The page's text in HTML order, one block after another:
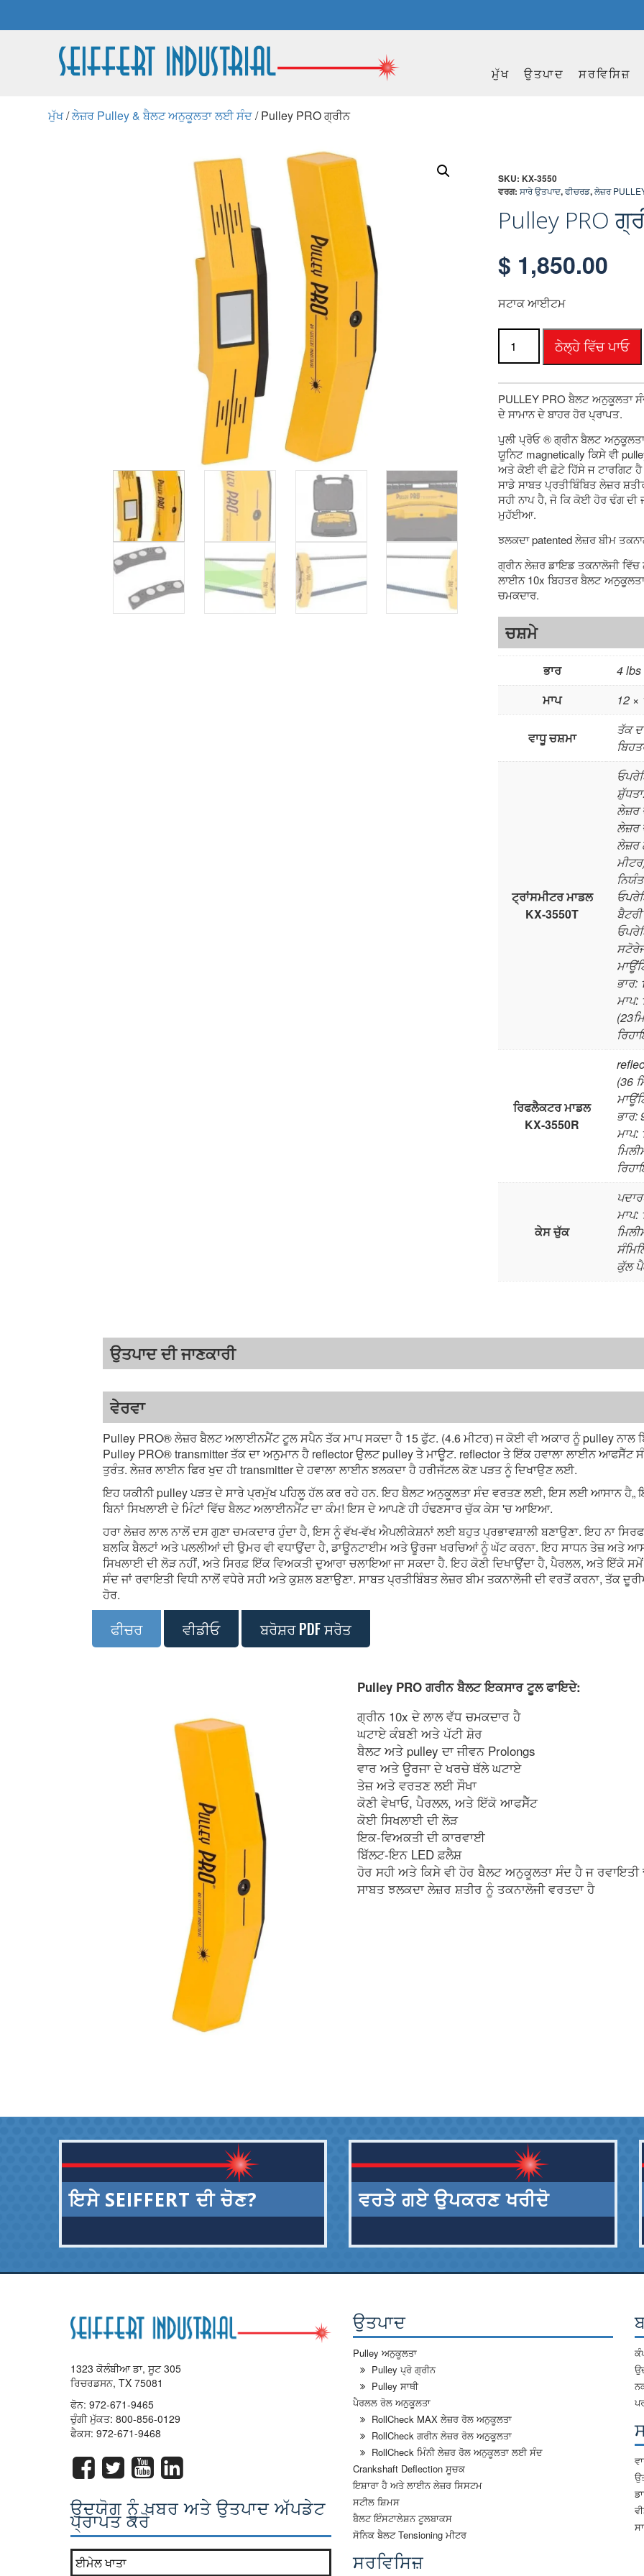
ਮੁੱਖ ਉਤਪਾਦ ਸਰਵਿਸਿਜ਼
ਮੁੱਖ/ਲੇਜ਼ਰ Pulley & ਬੈਲਟ ਅਨੁਕੂਲਤਾ ਲਈ ਸੰਦ/ Pulley PRO ਗ੍ਰੀਨ
SKU:KX-3550
ਵਰਗ:ਸਾਰੇ ਉਤਪਾਦ,ਫੀਚਰਡ,ਲੇਜ਼ਰ
Pulley PRO
$ 1,850.00
ਸਟਾਕ ਆਈਟਮ
ਪੁਲੀ
ਪ੍ਰੋ
ਗ੍ਰੀਨ
ਮਾਤਰਾ
ਠੇਲ੍ਹੇ ਵਿੱਚ ਪਾਓ
PULLEY PRO ਬੈਲਟ ਅਨੁਕੂਲਤਾ
ਦੇ ਸਾਮਾਨ ਦੇ ਬਾਹਰ ਹੋਰ ਪ੍ਰਾਪਤ.
ਪੁਲੀ ਪ੍ਰੋਓ ® ਗ੍ਰੀਨ ਬੈਲਟ
ਯੂਨਿਟ magnetically ਕਿਸੇ ਵੀ
ਅਤੇ ਕੋਈ ਵੀ ਛੋਟੇ ਹਿੱਸੇ ਜ ਟਾਰਗਿਟ
ਸਾਡੇ ਸਾਬਤ ਪ੍ਰਤੀਬਿੰਬਿਤ ਲੇਜ਼ਰ
ਸਹੀ ਨਾਪ ਹੈ, ਜੋ ਕਿ ਕੋਈ ਹੋਰ ਢੰਗ
ਮੁਹੱਈਆ.
ਝਲਕਦਾ patented ਲੇਜ਼ਰ ਬੀਮ
ਗ੍ਰੀਨ ਲੇਜ਼ਰ ਡਾਇਡ ਤਕਨਾਲੋਜੀ
ਲਾਈਨ 10x ਬਿਹਤਰ ਬੈਲਟ
ਚਮਕਦਾਰ.
ਚਸ਼ਮੇ
ਭਾਰ
4 lbs
ਮਾਪ
12 ×
ਵਾਧੂ ਚਸ਼ਮਾ
ਤੱਕ
ਟ੍ਰਾਂਸਮੀਟਰ ਮਾਡਲ
KX-3550T
ਲੇਜ਼ਰ
ਲੇਜ਼ਰ
ਲੇਜ਼ਰ
ਭਾਰ:
ਮਾਪ:
ਰਿਫਲੈਕਟਰ ਮਾਡਲ
KX-3550R
(36
ਭਾਰ:
ਮਾਪ:
ਕੇਸ ਚੁੱਕ
ਮਾਪ:
ਕੁੱਲ
ਉਤਪਾਦ ਦੀ ਜਾਣਕਾਰੀ
ਵੇਰਵਾ
Pulley PRO® ਲੇਜ਼ਰ ਬੈਲਟ ਅਲਾਈਨਮੈਂਟ ਟੂਲ ਸਪੈਨ ਤੱਕ ਮਾਪ ਸਕਦਾ ਹੈ 15 ਫੁੱਟ. (4.6 ਮੀਟਰ) ਜ ਕੋਈ ਵੀ ਅਕਾਰ ਨੂੰ pulley ਨਾਲ
Pulley PRO® transmitter ਤੱਕ ਦਾ ਅਨੁਮਾਨ ਹੈ reflector ਉਲਟ pulley ਤੇ ਮਾਊਟ. reflector ਤੇ ਇੱਕ ਹਵਾਲਾ ਲਾਈਨ
ਤੁਰੰਤ. ਲੇਜ਼ਰ ਲਾਈਨ ਫਿਰ ਖੁਦ ਹੀ transmitter ਦੇ ਹਵਾਲਾ ਲਾਈਨ ਝਲਕਦਾ ਹੈ ਹਰੀਜੱਟਲ ਕੋਣ ਪੜਤ ਨੂੰ ਦਿਖਾਉਣ ਲਈ.
ਇਹ ਯਕੀਨੀ pulley ਪੜਤ ਦੇ ਸਾਰੇ ਪ੍ਰਮੁੱਖ ਪਹਿਲੂ ਹੱਲ ਕਰ ਰਹੇ ਹਨ. ਇਹ ਬੈਲਟ ਅਨੁਕੂਲਤਾ ਸੰਦ ਵਰਤਣ ਲਈ, ਇਸ ਲਈ ਆਸਾਨ ਹੈ,,
ਬਿਨਾਂ ਸਿਖਲਾਈ ਦੇ ਮਿੰਟਾਂ ਵਿੱਚ ਬੈਲਟ ਅਲਾਈਨਮੈਂਟ ਦਾ ਕੰਮ! ਇਸ ਦੇ ਆਪਣੇ ਹੀ ਹੰਢਣਸਾਰ ਚੁੱਕ ਕੇਸ 'ਚ ਆਇਆ.
ਹਰਾ ਲੇਜ਼ਰ ਲਾਲ ਨਾਲੋਂ ਦਸ ਗੁਣਾ ਚਮਕਦਾਰ ਹੁੰਦਾ ਹੈ, ਇਸ ਨੂੰ ਵੱਖ-ਵੱਖ ਐਪਲੀਕੇਸ਼ਨਾਂ ਲਈ ਬਹੁਤ ਪ੍ਰਭਾਵਸ਼ਾਲੀ ਬਣਾਉਣਾ. ਇਹ ਨਾ
ਬਲਕਿ ਬੈਲਟਾਂ ਅਤੇ ਪਲਲੀਆਂ ਦੀ ਉਮਰ ਵੀ ਵਧਾਉਂਦਾ ਹੈ, ਡਾਊਨਟਾਈਮ ਅਤੇ ਊਰਜਾ ਖਰਚਿਆਂ ਨੂੰ ਘੱਟ ਕਰਨਾ. ਇਹ ਸਾਧਨ ਤੇਜ਼ ਅਤੇ
ਸਿਖਲਾਈ ਦੀ ਲੋੜ ਨਹੀਂ, ਅਤੇ ਸਿਰਫ਼ ਇੱਕ ਵਿਅਕਤੀ ਦੁਆਰਾ ਚਲਾਇਆ ਜਾ ਸਕਦਾ ਹੈ. ਇਹ ਕੋਣੀ ਦਿਖਾਉਂਦਾ ਹੈ, ਪੈਰਲਲ, ਅਤੇ ਇੱਕੋ
ਸੰਦ ਜਾਂ ਰਵਾਇਤੀ ਵਿਧੀ ਨਾਲੋਂ ਵਧੇਰੇ ਸਹੀ ਅਤੇ ਕੁਸ਼ਲ ਬਣਾਉਣਾ. ਸਾਬਤ ਪ੍ਰਤੀਬਿੰਬਤ ਲੇਜ਼ਰ ਬੀਮ ਤਕਨਾਲੋਜੀ ਦੀ ਵਰਤੋਂ ਕਰਨਾ, ਤੱਕ
ਹੋਰ.
ਫੀਚਰ ਵੀਡੀਓ ਬਰੋਸ਼ਰ PDF ਸਰੋਤ
Pulley PRO ਗਰੀਨ ਬੈਲਟ ਇਕਸਾਰ ਟੂਲ ਫਾਇਦੇ:
ਗ੍ਰੀਨ 10x ਦੇ ਲਾਲ ਵੱਧ ਚਮਕਦਾਰ ਹੈ
ਘਟਾਏ ਕੰਬਣੀ ਅਤੇ ਪੱਟੀ ਸ਼ੋਰ
ਬੈਲਟ ਅਤੇ pulley ਦਾ ਜੀਵਨ Prolongs
ਵਾਰ ਅਤੇ ਊਰਜਾ ਦੇ ਖਰਚੇ ਥੱਲੇ ਘਟਾਏ
ਤੇਜ਼ ਅਤੇ ਵਰਤਣ ਲਈ ਸੌਖਾ
ਕੋਣੀ ਵੇਖਾਓ, ਪੈਰਲਲ, ਅਤੇ ਇੱਕੋ ਆਫਸੈੱਟ
ਕੋਈ ਸਿਖਲਾਈ ਦੀ ਲੋੜ
ਇਕ-ਵਿਅਕਤੀ ਦੀ ਕਾਰਵਾਈ
ਬਿੱਲਟ-ਇਨ LED ਫ਼ਲੈਸ਼
ਹੋਰ ਸਹੀ ਅਤੇ ਕਿਸੇ ਵੀ ਹੋਰ ਬੈਲਟ ਅਨੁਕੂਲਤਾ ਸੰਦ ਹੈ ਜ
ਸਾਬਤ ਝਲਕਦਾ ਲੇਜ਼ਰ ਸ਼ਤੀਰ ਨੂੰ ਤਕਨਾਲੋਜੀ ਵਰਤਦਾ ਹੈ
ਇਸੇ SEIFFERT ਦੀ ਚੋਣ? ਵਰਤੇ ਗਏ ਉਪਕਰਣ ਖਰੀਦੋ
1323 ਕੋਲੰਬੀਆ ਡਾ, ਸੂਟ 305
ਰਿਚਰਡਸਨ, TX 75081
ਫੋਨ:972-671-9465
ਚੁੰਗੀ ਮੁੱਕਤ:800-856-0129
ਫੈਕਸ: 972-671-9468
ਉਦਯੋਗ ਨੂੰ ਖਬਰ ਅਤੇ ਉਤਪਾਦ ਅੱਪਡੇਟ
ਪ੍ਰਾਪਤ ਕਰੋ
ਸਾਡੇ ਨਿਊਜ਼ਲੈਟਰ ਸੂਚੀ ਵਿੱਚ ਸ਼ਾਮਲ ਹੋ ਜਾਓ? *
ਉਤਪਾਦ
Pulley ਅਨੁਕੂਲਤਾ
Pulley ਪ੍ਰੋ ਗ੍ਰੀਨ
Pulley ਸਾਥੀ
ਪੈਰਲਲ ਰੋਲ ਅਨੁਕੂਲਤਾ
RollCheck MAX ਲੇਜ਼ਰ ਰੋਲ ਅਨੁਕੂਲਤਾ
RollCheck ਗਰੀਨ ਲੇਜ਼ਰ ਰੋਲ ਅਨੁਕੂਲਤਾ
RollCheck ਮਿੰਨੀ ਲੇਜ਼ਰ ਰੋਲ ਅਨੁਕੂਲਤਾ ਲਈ ਸੰਦ
Crankshaft Deflection ਸੂਚਕ
ਇਸ਼ਾਰਾ ਹੈ ਅਤੇ ਲਾਈਨ ਲੇਜ਼ਰ ਸਿਸਟਮ
ਸਟੀਲ ਸ਼ਿਮਸ
ਬੈਲਟ ਇੰਸਟਾਲੇਸ਼ਨ ਟੂਲਬਾਕਸ
ਸੋਨਿਕ ਬੈਲਟ Tensioning ਮੀਟਰ
ਸਰਵਿਸਿਜ਼